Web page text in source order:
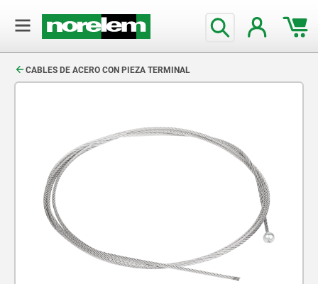
CABLES DE ACERO CON PIEZA TERMINAL